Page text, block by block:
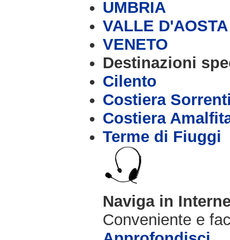
UMBRIA
VALLE D'AOSTA
VENETO
Destinazioni
Cilento
Costiera
Costiera
Terme di Fiuggi
Naviga in
Conveniente e